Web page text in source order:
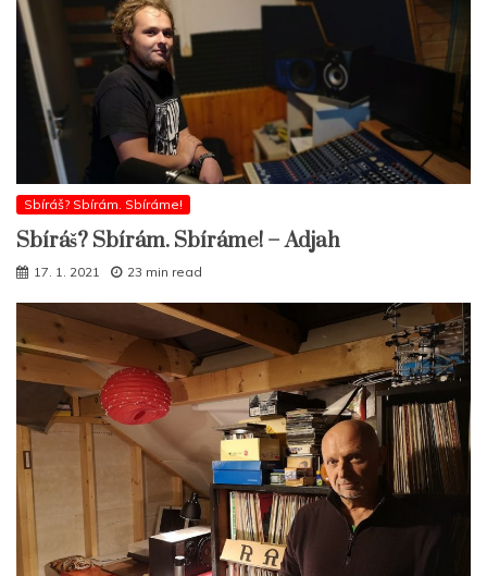
Sbíráš? Sbírám. Sbíráme!
Sbíráš? Sbírám. Sbíráme! – Adjah
17. 1. 2021 23 min read